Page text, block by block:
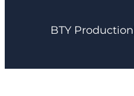
BTY Production